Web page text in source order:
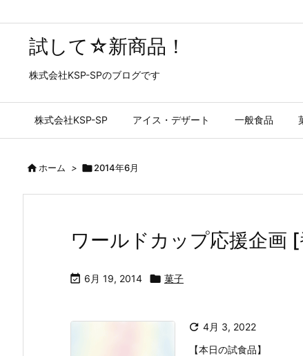
試して☆新商品！
株式会社KSP-SPのブログです
株式会社KSP-SP アイス・デザート 一般食品
ホーム > 2014年6月
ワールドカップ応援企画
 6月 19, 2014  菓子
 4月 3, 2022
【本日の試食品】